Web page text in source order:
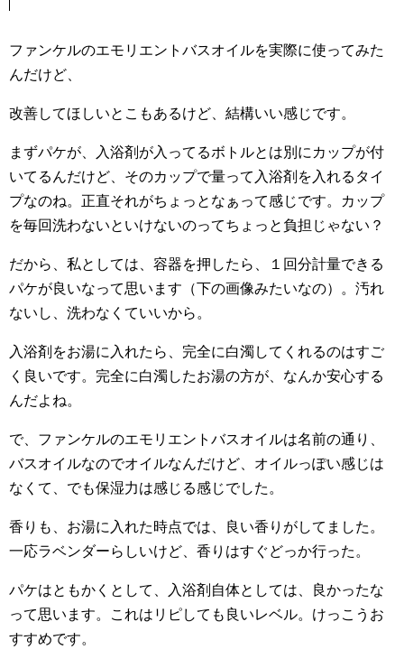
ファンケルのエモリエントバスオイルを実際に使ってみた
んだけど、
改善してほしいとこもあるけど、結構いい感じです。
まずパケが、入浴剤が入ってるボトルとは別にカップが付
いてるんだけど、そのカップで量って入浴剤を入れるタイ
プなのね。正直それがちょっとなぁって感じです。カップ
を毎回洗わないといけないのってちょっと負担じゃない？
だから、私としては、容器を押したら、１回分計量できる
パケが良いなって思います（下の画像みたいなの）。汚れ
ないし、洗わなくていいから。
入浴剤をお湯に入れたら、完全に白濁してくれるのはすご
く良いです。完全に白濁したお湯の方が、なんか安心する
んだよね。
で、ファンケルのエモリエントバスオイルは名前の通り、
バスオイルなのでオイルなんだけど、オイルっぽい感じは
なくて、でも保湿力は感じる感じでした。
香りも、お湯に入れた時点では、良い香りがしてました。
一応ラベンダーらしいけど、香りはすぐどっか行った。
パケはともかくとして、入浴剤自体としては、良かったな
って思います。これはリピしても良いレベル。けっこうお
すすめです。